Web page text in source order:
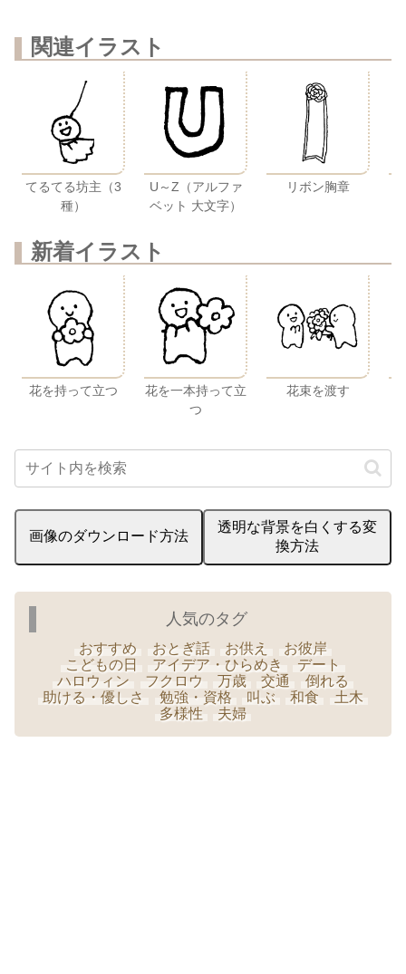
関連イラスト
てるてる坊主（3
種）
U～Z（アルファ
ベット 大文字）
リボン胸章
新着イラスト
花を持って立つ
花を一本持って立
つ
花束を渡す
画像のダウンロード方法
透明な背景を白くする変
換方法
人気のタグ
おすすめ おとぎ話 お供え
お彼岸
こどもの日
アイデア・ひらめき
デート
ハロウィン
フクロウ 万歳 交通
倒れる
助ける・優しさ
勉強・資格 叫ぶ 和食
土木
多様性
夫婦